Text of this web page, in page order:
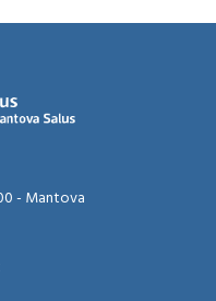
- Mantova​